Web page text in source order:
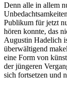
Denn alle in allem
Publikum für jetzt
hören konnte, das
Augustin Hadelich
überwältigend
eine Form von
der jüngeren
sich fortsetzen und